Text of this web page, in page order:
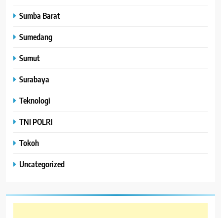
Sumba Barat
Sumedang
Sumut
Surabaya
Teknologi
TNI POLRI
Tokoh
Uncategorized